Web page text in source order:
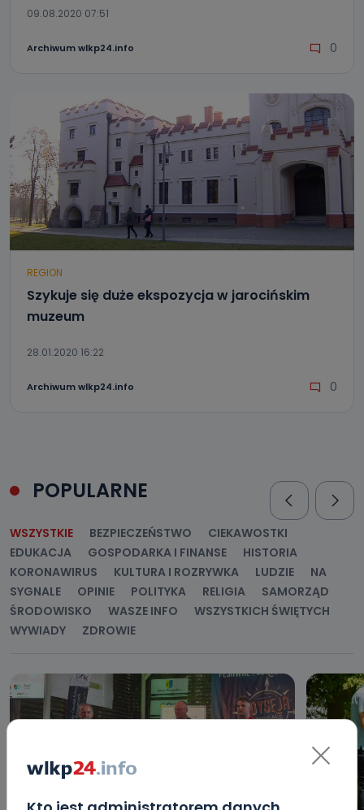
09.08.2020 07:51
Archiwum wlkp24.info 0
REGION
Szykuje się duże ekspozycja w jarocińskim
muzeum
28.01.2020 16:22
Archiwum wlkp24.info 0
POPULARNE
WSZYSTKIE BEZPIECZEŃSTWO
CIEKAWOSTKI
EDUKACJA
GOSPODARKA I FINANSE
HISTORIA
KORONAWIRUS
KULTURA I ROZRYWKA LUDZIE
NA
SYGNALE
OPINIE POLITYKA RELIGIA
SAMORZĄD
ŚRODOWISKO
WASZE INFO
WSZYSTKICH ŚWIĘTYCH
WYWIADY
ZDROWIE